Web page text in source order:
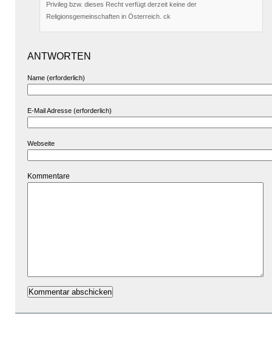
Privileg bzw. dieses Recht verfügt derzeit keine der
Religionsgemeinschaften in Österreich. ck
ANTWORTEN
Name (erforderlich)
E-Mail Adresse (erforderlich)
Webseite
Kommentare